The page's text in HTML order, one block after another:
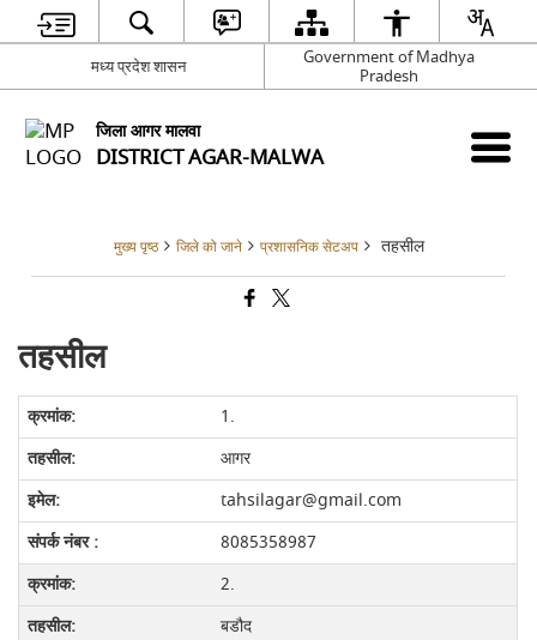
मध्य प्रदेश शासन
Government of Madhya
Pradesh
जिला आगर मालवा
DISTRICT AGAR-MALWA
मुख्य पृष्ठ जिले को जाने प्रशासनिक सेटअप तहसील
तहसील
1.
आगर
tahsilagar@gmail.com
8085358987
2.
बडौद